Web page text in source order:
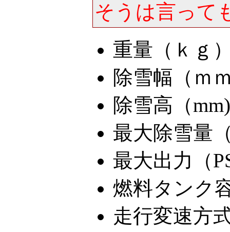
そうは言って
重量（ｋｇ
除雪幅（ｍ
除雪高（
最大除雪量
最大出力（
燃料タンク
走行変速方